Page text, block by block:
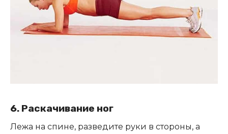
6. Раскачивание ног
Лежа на спине, разведите руки в стороны, а